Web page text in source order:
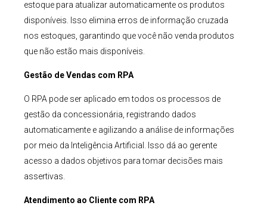
estoque para atualizar automaticamente os produtos
disponíveis. Isso elimina erros de informação cruzada
nos estoques, garantindo que você não venda produtos
que não estão mais disponíveis.
Gestão de Vendas com RPA
O RPA pode ser aplicado em todos os processos de
gestão da concessionária, registrando dados
automaticamente e agilizando a análise de informações
por meio da Inteligência Artificial. Isso dá ao gerente
acesso a dados objetivos para tomar decisões mais
assertivas.
Atendimento ao Cliente com RPA